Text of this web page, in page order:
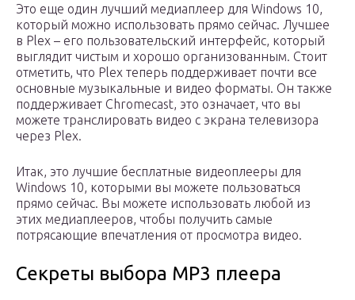
Это еще один лучший медиаплеер для Windows 10,
который можно использовать прямо сейчас. Лучшее
в Plex – его пользовательский интерфейс, который
выглядит чистым и хорошо организованным. Стоит
отметить, что Plex теперь поддерживает почти все
основные музыкальные и видео форматы. Он также
поддерживает Chromecast, это означает, что вы
можете транслировать видео с экрана телевизора
через Plex.
Итак, это лучшие бесплатные видеоплееры для
Windows 10, которыми вы можете пользоваться
прямо сейчас. Вы можете использовать любой из
этих медиаплееров, чтобы получить самые
потрясающие впечатления от просмотра видео.
Секреты выбора MP3 плеера